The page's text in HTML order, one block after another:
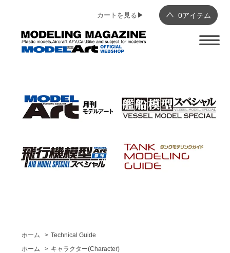
0アイテム
カートを見る▶︎
ホーム > Technical Guide
ホーム
> キャラクター(Character)